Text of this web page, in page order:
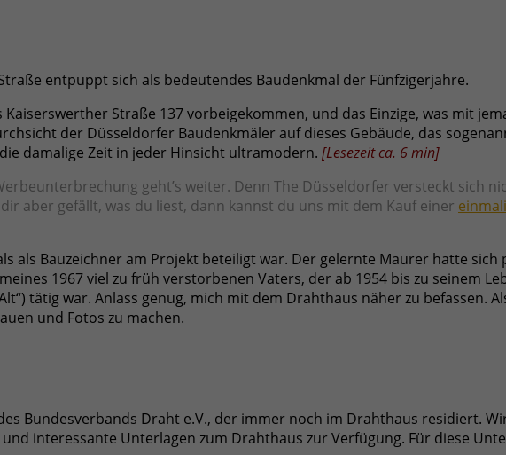
entpuppt sich als bedeutendes Baudenkmal der Fünfzigerjahre.
Straße 137 vorbeigekommen, und das Einzige, was mit
der Düsseldorfer Baudenkmäler auf dieses Gebäude, das
damalige Zeit in jeder Hinsicht ultramodern. [Lesezeit ca. 6min]
geht’s weiter. Denn The Düsseldorfer versteckt sich
aber gefällt, was du liest, dann kannst du uns mit dem Kauf einer
als Bauzeichner am Projekt beteiligt war. Der gelernte Maurer hatte
1967 viel zu früh verstorbenen Vaters, der ab 1954 bis zu seinem
tätig war. Anlass genug, mich mit dem Drahthaus näher zu befassen.
und Fotos zu machen.
Bundesverbands Draht e.V., der immer noch im Drahthaus residiert.
interessante Unterlagen zum Drahthaus zur Verfügung. Für diese